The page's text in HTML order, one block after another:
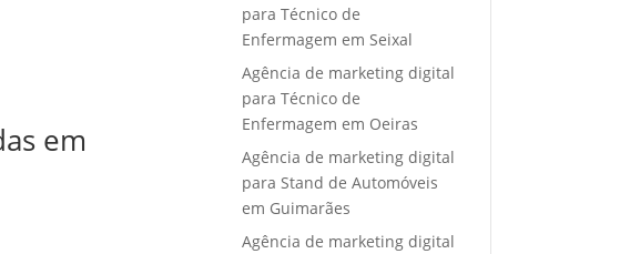
em
para Técnico de
Enfermagem em Seixal
Agência de marketing digital
para Técnico de
Enfermagem em Oeiras
Agência de marketing digital
para Stand de Automóveis
em Guimarães
Agência de marketing digital